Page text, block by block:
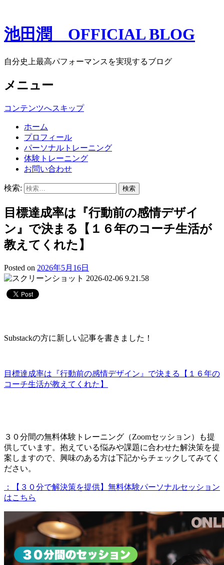
池田潤 OFFICIAL BLOG
自分史上最高パフォーマンスを実現するブログ
メニュー
コンテンツへスキップ
ホーム
プロフィール
パーソナルトレーニング
体験トレーニング
お問い合わせ
検索:
目標達成率は『行動前の感情デザイ
ン』で決まる【１６年のコーチ生活が
教えてくれた】
Posted on 2026年5月16日
Substackの方に新しい記事を書きました！
目標達成率は『行動前の感情デザイン』で決まる【１６年の
コーチ生活が教えてくれた】
３０分間の無料体験トレーニング（Zoomセッション）も提
供しています。抱えている悩みや課題に合わせた解決策を提
案しますので、興味のある方は下記からチェックしてみてく
ださい。
：【３０分で解決策を提供】無料体験パーソナルセッション
はこちら